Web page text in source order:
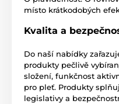
místo krátkodobých
Kvalita a
Do naší nabídky
produkty pečlivě
složení, funkčnost
pro pleť. Produkty
legislativy a